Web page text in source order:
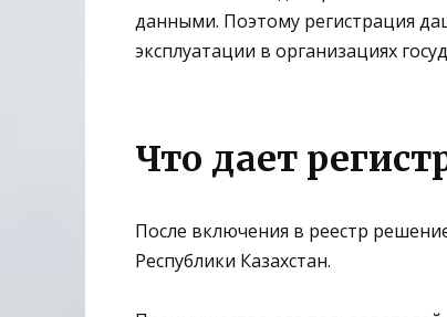
данными. Поэтому регистрация
эксплуатации в организациях
Что дает
После включения в реестр
Республики Казахстан.